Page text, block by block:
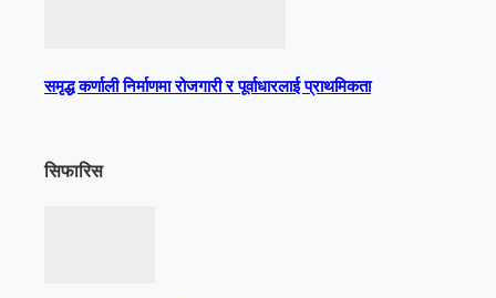
समृद्ध कर्णाली निर्माणमा रोजगारी र पूर्वाधारलाई प्राथमिकता
सिफारिस